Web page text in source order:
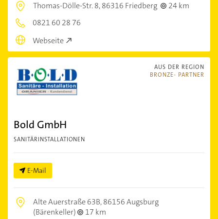
Thomas-Dölle-Str. 8,86316 Friedberg
24 km
0821 60 28 76
Webseite
AUS DER REGION
BRONZE- PARTNER
Bold GmbH
SANITÄRINSTALLATIONEN
E-Mail
Alte Auerstraße 63B,86156 Augsburg
(Bärenkeller)
17 km